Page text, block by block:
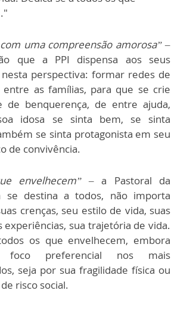
uma compreensão amorosa” –
que a PPI dispensa aos seus
perspectiva: formar redes de
entre as famílias, para que se crie
de benquerença, de entre ajuda,
idosa se sinta bem, se sinta
se sinta protagonista em seu
de convivência.
envelhecem” –a Pastoral da
se destina a todos, não importa
crenças, seu estilo de vida, suas
experiências, sua trajetória de vida.
os que envelhecem, embora
preferencial nos mais
seja por sua fragilidade física ou
risco social.